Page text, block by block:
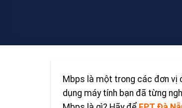
Mbps là một trong các đơn vị
dụng máy tính bạn đã từng